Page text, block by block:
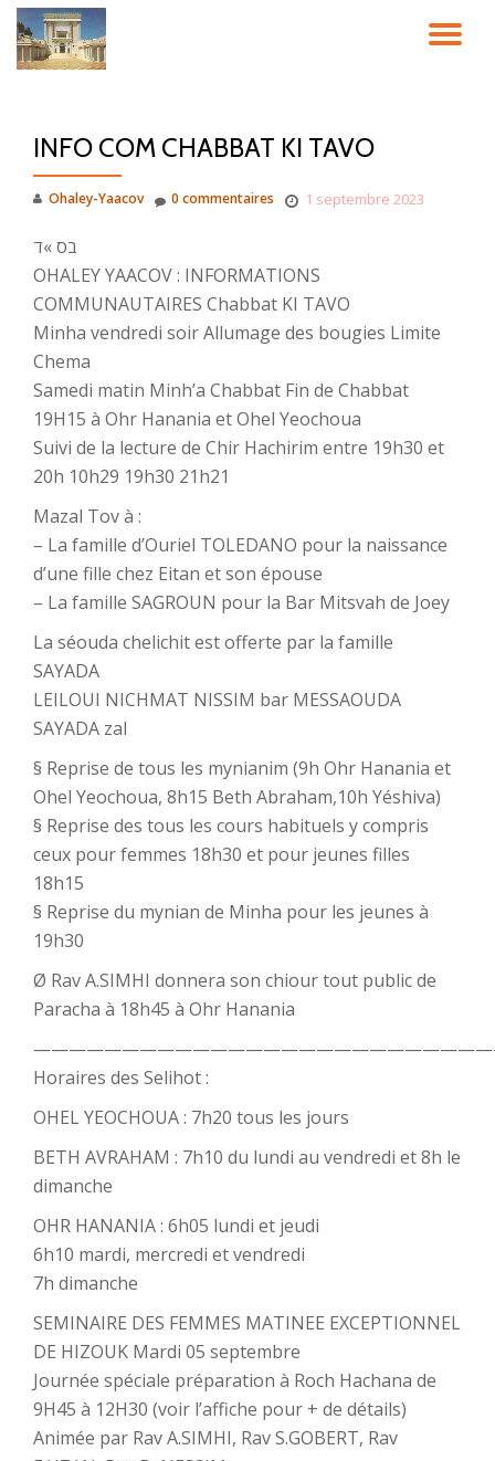
Aller
INFO COM CHABBAT KI TAVO
Ohaley-Yaacov 1 septembre 2023
0 commentaires
בס »ד
OHALEY YAACOV : INFORMATIONS
COMMUNAUTAIRES Chabbat KI TAVO
Minha vendredi soir Allumage des bougies Limite
Chema
Samedi matin Minh’a Chabbat Fin de Chabbat
19H15 à Ohr Hanania et Ohel Yeochoua
Suivi de la lecture de Chir Hachirim entre 19h30 et
20h 10h29 19h30 21h21
Mazal Tov à :
– La famille d’Ouriel TOLEDANO pour la naissance
d’une fille chez Eitan et son épouse
– La famille SAGROUN pour la Bar Mitsvah de Joey
La séouda chelichit est offerte par la famille
SAYADA
LEILOUI NICHMAT NISSIM bar MESSAOUDA
SAYADA zal
§ Reprise de tous les mynianim (9h Ohr Hanania et
Ohel Yeochoua, 8h15 Beth Abraham,10h Yéshiva)
§ Reprise des tous les cours habituels y compris
ceux pour femmes 18h30 et pour jeunes filles
18h15
§ Reprise du mynian de Minha pour les jeunes à
19h30
Ø Rav A.SIMHI donnera son chiour tout public de
Paracha à 18h45 à Ohr Hanania
Horaires des Selihot :
OHEL YEOCHOUA : 7h20 tous les jours
BETH AVRAHAM : 7h10 du lundi au vendredi et 8h le
dimanche
OHR HANANIA : 6h05 lundi et jeudi
6h10 mardi, mercredi et vendredi
7h dimanche
SEMINAIRE DES FEMMES MATINEE EXCEPTIONNEL
DE HIZOUK Mardi 05 septembre
Journée spéciale préparation à Roch Hachana de
9H45 à 12H30 (voir l’affiche pour + de détails)
Animée par Rav A.SIMHI, Rav S.GOBERT, Rav